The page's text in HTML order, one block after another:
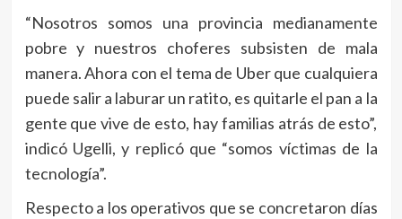
“Nosotros somos una provincia medianamente
pobre y nuestros choferes subsisten de mala
manera. Ahora con el tema de Uber que cualquiera
puede salir a laburar un ratito, es quitarle el pan a la
gente que vive de esto, hay familias atrás de esto”,
indicó Ugelli, y replicó que “somos víctimas de la
tecnología”.
Respecto a los operativos que se concretaron días